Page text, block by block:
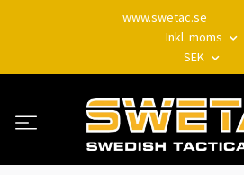
www.swetac.se
Inkl. moms
SEK